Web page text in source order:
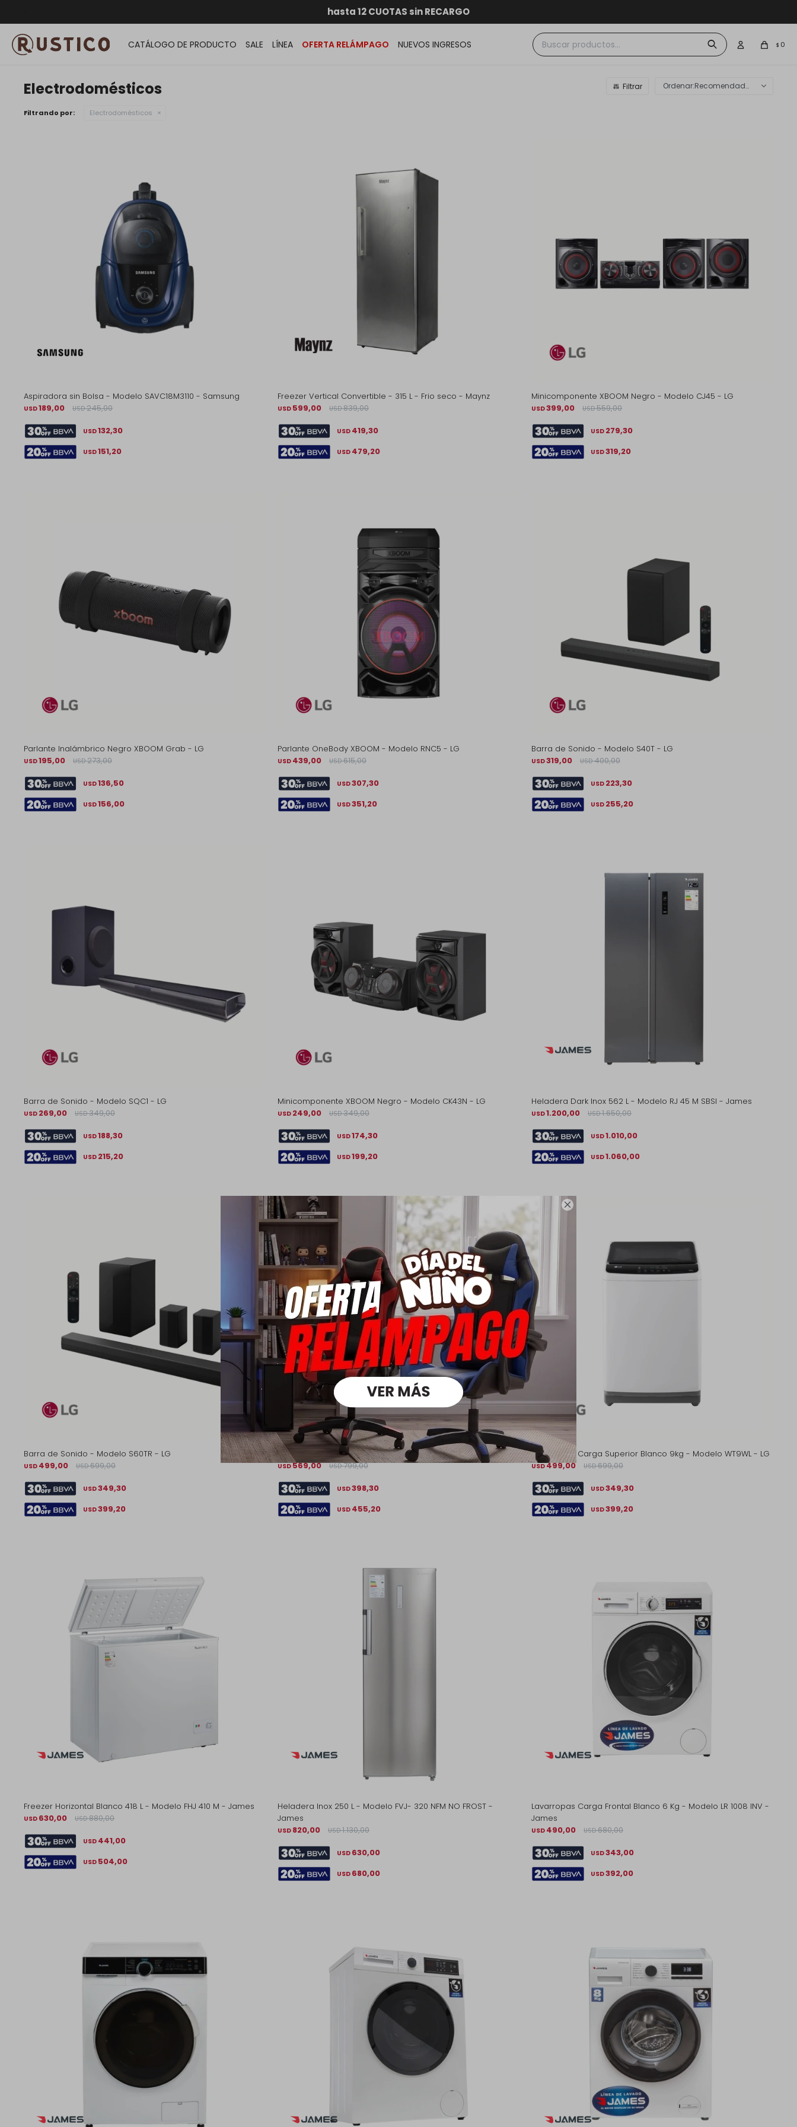

ENVÍOS A TODO EL PAÍS
GARANTÍA DE DEVOLUCIÓN
hasta 12 CUOTAS sin RECARGO
ENVÍO GRATIS dentro de MONTEVIDEO en compras superiores a $30.000
CATÁLOGO DE PRODUCTO SALE LÍNEA OFERTA RELÁMPAGO NUEVOS INGRESOS $ 0
Electrodomésticos Recomendados
Filtrando por: Electrodomésticos
Aspiradora sin Bolsa - Modelo SAVC18M3110 - Samsung
USD189,00 USD 245,00
USD132,30
USD151,20
Freezer Vertical Convertible - 315 L - Frio seco - Maynz
USD 599,00 USD 839,00
USD 419,30
USD 479,20
Minicomponente XBOOM Negro - Modelo CJ45 - LG
USD399,00 USD 559,00
USD 279,30
USD319,20
Parlante Inalámbrico Negro XBOOM Grab - LG
USD195,00 USD 273,00
USD136,50
USD156,00
Parlante OneBody XBOOM - Modelo RNC5 - LG
USD 439,00 USD 615,00
USD307,30
USD351,20
Barra de Sonido - Modelo S40T - LG
USD319,00 USD 400,00
USD 223,30
USD 255,20
Barra de Sonido - Modelo SQC1 - LG
USD 269,00 USD 349,00
USD188,30
USD 215,20
Minicomponente XBOOM Negro - Modelo CK43N - LG
USD 249,00 USD 349,00
USD174,30
USD199,20
Heladera Dark Inox 562 L - Modelo RJ 45 M SBSI - James
USD1.200,00 USD 1.650,00
USD1.010,00
USD1.060,00
Barra de Sonido - Modelo S60TR - LG
USD 499,00 USD 699,00
USD349,30
USD399,20
Barra de Sonido - Modelo S70TY - LG
USD569,00 USD 799,00
USD398,30
USD 455,20
Lavarropas Carga Superior Blanco 9kg - Modelo WT9WL - LG
USD499,00 USD 699,00
USD349,30
USD399,20
Freezer Horizontal Blanco 418 L - Modelo FHJ 410 M - James
USD 630,00 USD 880,00
USD 441,00
USD 504,00
Heladera Inox 250 L - Modelo FVJ- 320 NFM NO FROST -
James
USD 820,00 USD 1.130,00
USD 630,00
USD 680,00
Lavarropas Carga Frontal Blanco 6 Kg - Modelo LR 1008 INV -
James
USD 490,00 USD 680,00
USD343,00
USD392,00